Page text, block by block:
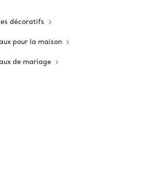
décoratifs
pour la maison
de mariage